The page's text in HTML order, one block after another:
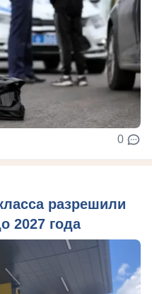
0
разрешили
2027 года